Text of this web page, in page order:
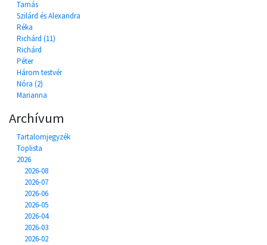
Tamás
Szilárd és Alexandra
Réka
Richárd (11)
Richárd
Péter
Három testvér
Nóra (2)
Marianna
Archívum
Tartalomjegyzék
Toplista
2026
2026-08
2026-07
2026-06
2026-05
2026-04
2026-03
2026-02